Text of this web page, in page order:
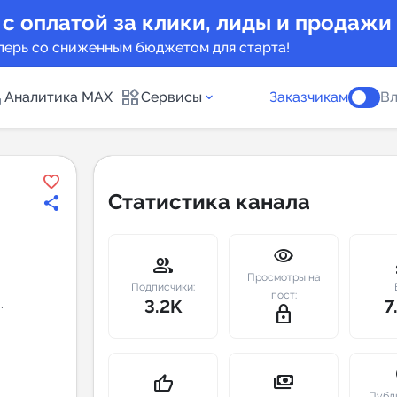
оплатой за клики, лиды и продажи
со сниженным бюджетом для старта!
Аналитика MAX Сервисы
Индекс
Telegram
New
Заказчикам
Статистика канала
group
Подписчики:
3.2K
visibility
Просмотры на
пост:
lock_outline
thumb_up payments